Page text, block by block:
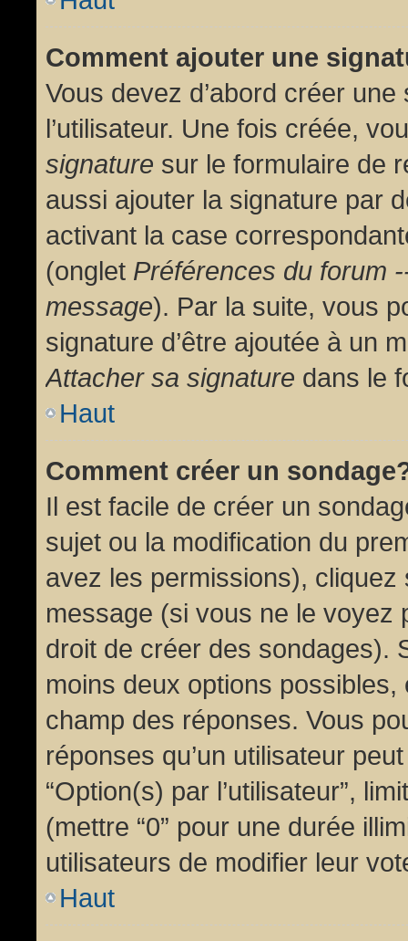
Comment ajouter une
Vous devez d’abord créer
l’utilisateur. Une fois créée,
signature sur le formulaire de
aussi ajouter la signature par
activant la case
(onglet Préférences du forum
message). Par la suite, vous
signature d’être ajoutée à un
Attacher sa signature dans le
Haut
Comment créer un
Il est facile de créer un
sujet ou la modification du
avez les permissions), cliquez
message (si vous ne le voyez
droit de créer des sondages).
moins deux options
champ des réponses. Vous
réponses qu’un utilisateur
“Option(s) par l’utilisateur”,
(mettre “0” pour une durée
utilisateurs de modifier leur
Haut